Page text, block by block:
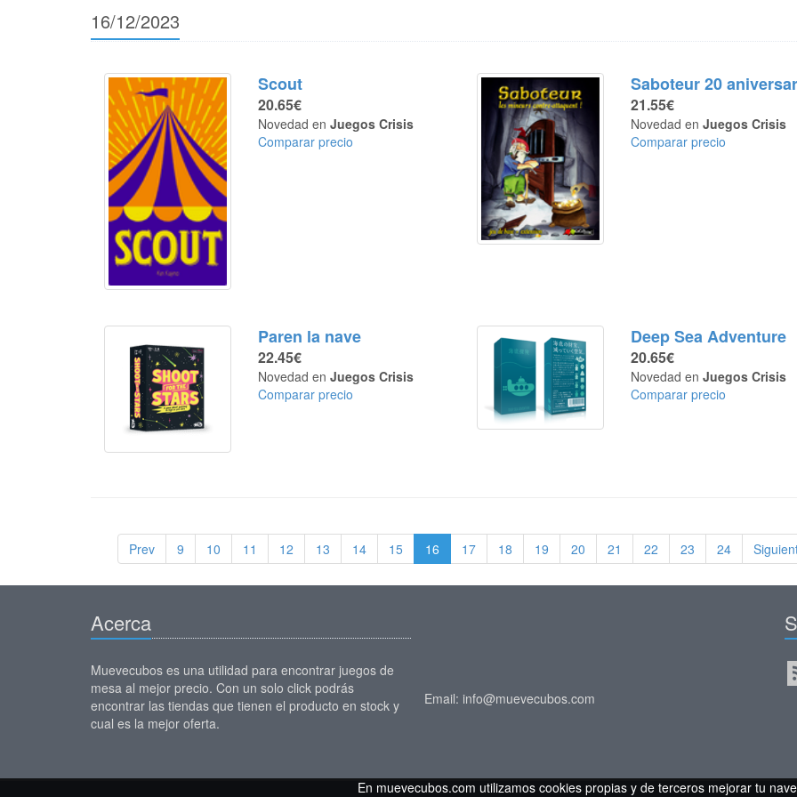
16/12/2023
Scout
20.65€
Novedad enJuegos Crisis
Comparar precio
Saboteur 20
21.55€
Novedad enJuegos Crisis
Comparar precio
Paren la nave
22.45€
Novedad enJuegos Crisis
Comparar precio
Deep Sea Adventure
20.65€
Novedad enJuegos Crisis
Comparar precio
Prev 9 10 11 12 13 14 15 16 17 18 19 20 21 22 23 24
Acerca
Muevecubos es una utilidad para encontrar juegos de
mesa al mejor precio. Con un solo click podrás
encontrar las tiendas que tienen el producto en stock y
cual es la mejor oferta.
Email: info@muevecubos.com
En muevecubos.com utilizamos cookies propias y de terceros mejorar tu